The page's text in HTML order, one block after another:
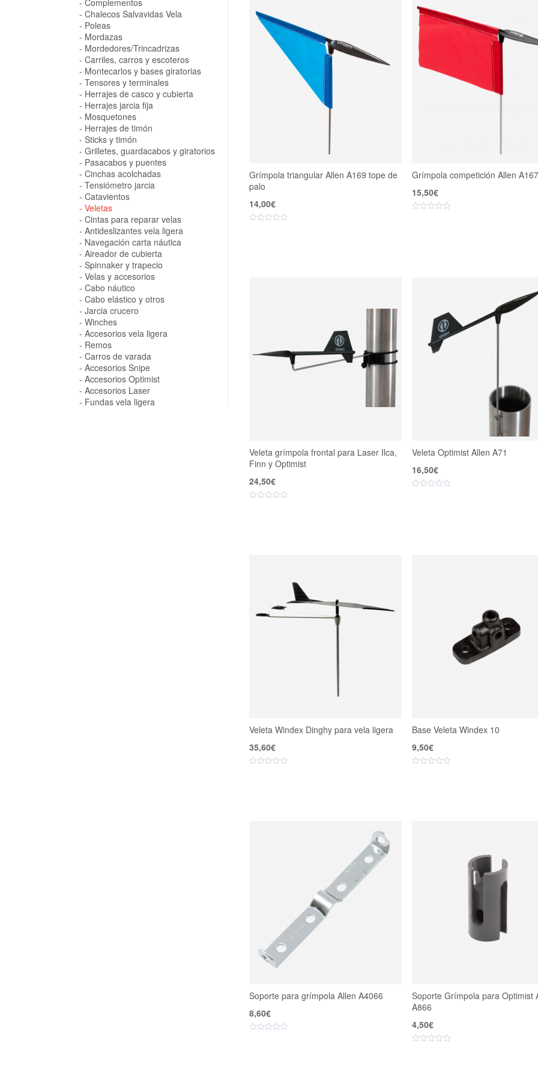
Grímpola triangular Allen A169 tope de
palo
14,00€
Grímpola competición Allen A167
15,50€
Veleta grímpola frontal para Laser Ilca,
Finn y Optimist
24,50€
Veleta Optimist Allen A71
16,50€
Veleta Windex Dinghy para vela ligera
35,60€
Base Veleta Windex 10
9,50€
Soporte para grímpola Allen A4066
8,60€
Soporte Grímpola para Optimist
A866
4,50€
Complementos
Chalecos Salvavidas Vela
Poleas
Mordazas
Mordedores/Trincadrizas
Carriles, carros y escoteros
Montecarlos y bases giratorias
Tensores y terminales
Herrajes de casco y cubierta
Herrajes jarcia fija
Mosquetones
Herrajes de timón
Sticks y timón
Grilletes, guardacabos y giratorios
Pasacabos y puentes
Cinchas acolchadas
Tensiómetro jarcia
Catavientos
Veletas
Cintas para reparar velas
Antideslizantes vela ligera
Navegación carta náutica
Aireador de cubierta
Spinnaker y trapecio
Velas y accesorios
Cabo náutico
Cabo elástico y otros
Jarcia crucero
Winches
Accesorios vela ligera
Remos
Carros de varada
Accesorios Snipe
Accesorios Optimist
Accesorios Laser
Fundas vela ligera